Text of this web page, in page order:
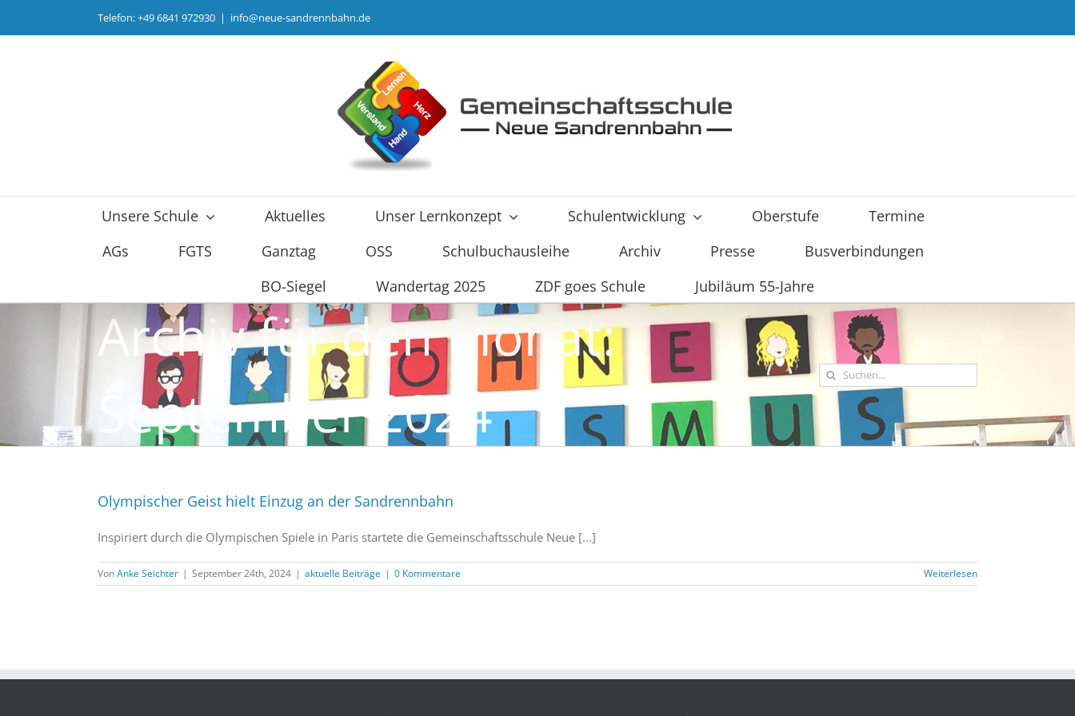
Telefon: +49 6841 972930 | info@neue-sandrennbahn.de
Unsere Schule Aktuelles Unser Lernkonzept Schulentwicklung Oberstufe
Termine
AGs
FGTS Ganztag OSS Schulbuchausleihe Archiv Presse
Busverbindungen
BO-Siegel
Wandertag 2025 ZDF goes Schule Jubiläum 55-Jahre
Archiv für den Monat:
September 2024
Suche
nach:
Olympischer Geist hielt Einzug an der Sandrennbahn
Inspiriert durch die Olympischen Spiele in Paris startete die Gemeinschaftsschule Neue [...]
VonAnke Seichter | September 24th, 2024 | aktuelle Beiträge | 0 Kommentare Weiterlesen